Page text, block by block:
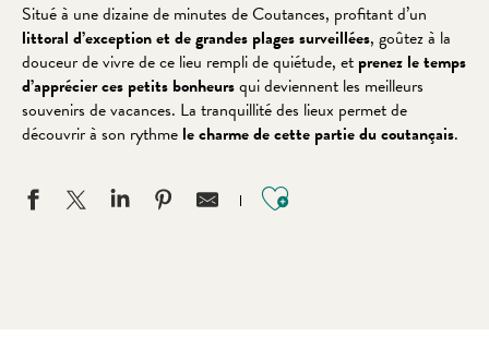
Situé à une dizaine de minutes de Coutances, profitant d’un
littoral d’exception et de grandes plages surveillées, goûtez à la
douceur de vivre de ce lieu rempli de quiétude, et prenez le temps
d’apprécier ces petits bonheursqui deviennent les meilleurs
souvenirs de vacances. La tranquillité des lieux permet de
découvrir à son rythme le charme de cette partie du coutançais.
Ajouter aux